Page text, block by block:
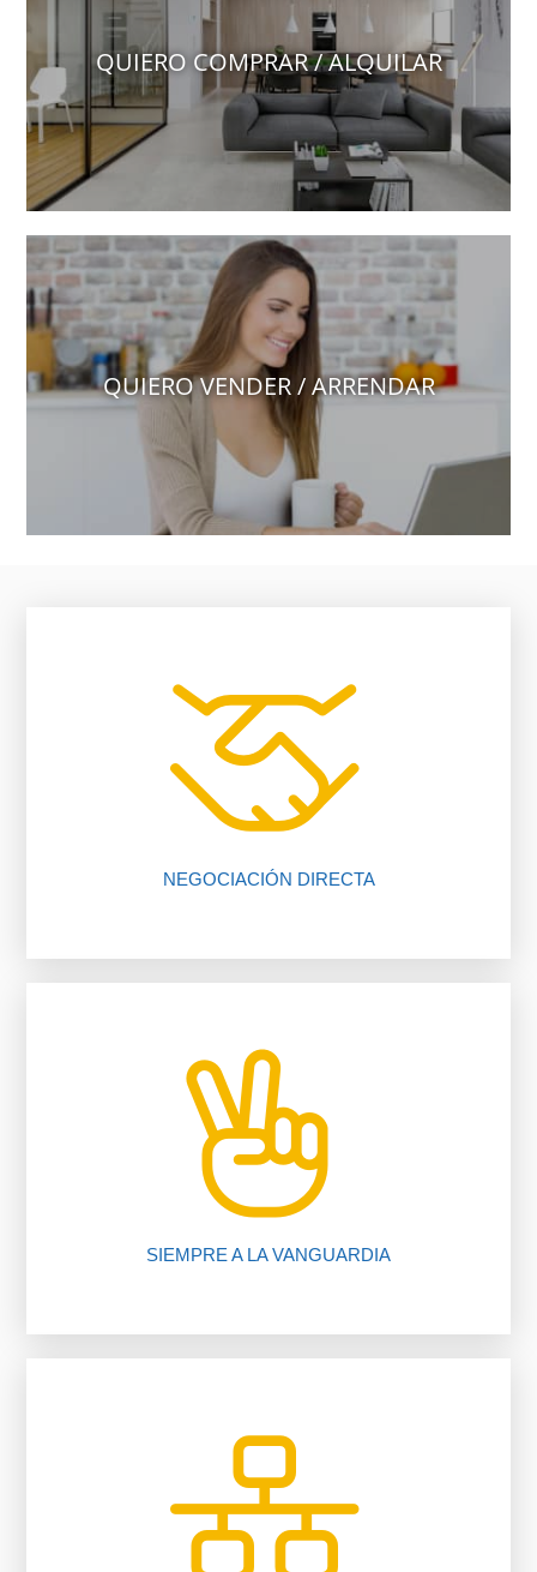
QUIERO COMPRAR / ALQUILAR
QUIERO VENDER / ARRENDAR
NEGOCIACIÓN DIRECTA
El 80% de las negociaciones se pierden por
falta de comunicación entre comprador y
vendedor, nosotros te ayudamos.
SIEMPRE A LA VANGUARDIA
Te ahorramos tiempo y dinero gracias a
nuestros procedimientos, compruébalo.
Más de 225 oficinas y más de 2050 asesores
trabajando para ti gracias a nuestro software
inmobiliario.